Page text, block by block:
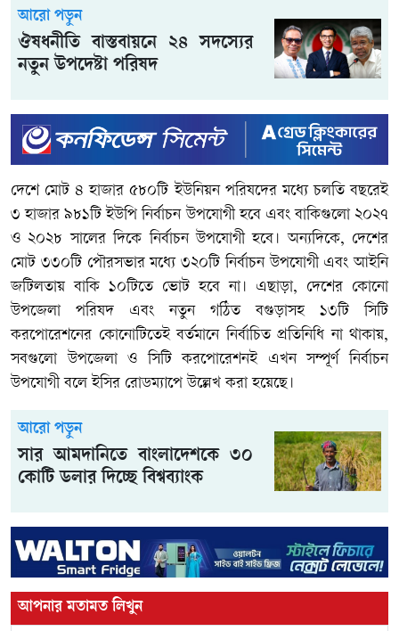
আরো পড়ুন
ঔষধনীতি বাস্তবায়নে ২৪ সদস্যের
নতুন উপদেষ্টা পরিষদ
দেশে মোট ৪ হাজার ৫৮০টি ইউনিয়ন পরিষদের মধ্যে চলতি বছরেই
৩ হাজার ৯৮১টি ইউপি নির্বাচন উপযোগী হবে এবং বাকিগুলো ২০২৭
ও ২০২৮ সালের দিকে নির্বাচন উপযোগী হবে। অন্যদিকে, দেশের
মোট ৩৩০টি পৌরসভার মধ্যে ৩২০টি নির্বাচন উপযোগী এবং আইনি
জটিলতায় বাকি ১০টিতে ভোট হবে না। এছাড়া, দেশের কোনো
উপজেলা পরিষদ এবং নতুন গঠিত বগুড়াসহ ১৩টি সিটি
করপোরেশনের কোনোটিতেই বর্তমানে নির্বাচিত প্রতিনিধি না থাকায়,
সবগুলো উপজেলা ও সিটি করপোরেশনই এখন সম্পূর্ণ নির্বাচন
উপযোগী বলে ইসির রোডম্যাপে উল্লেখ করা হয়েছে।
আরো পড়ুন
সার আমদানিতে বাংলাদেশকে ৩০
কোটি ডলার দিচ্ছে বিশ্বব্যাংক
আপনার মতামত লিখুন